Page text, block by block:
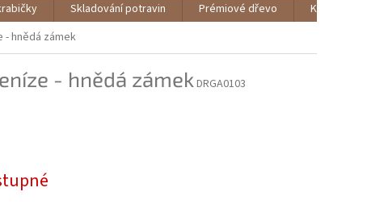
Skladování potravin Prémiové dřevo
Knihy
- hnědá zámek
- hnědá zámekDRGA0103